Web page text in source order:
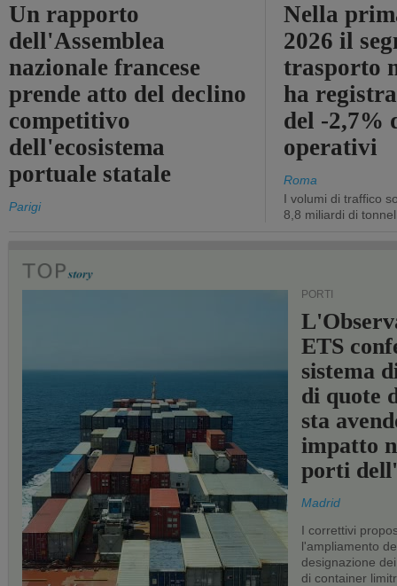
Un rapporto
dell'Assemblea
nazionale francese
prende atto del declino
competitivo
dell'ecosistema
portuale statale
Parigi
Nella
2026 il
trasporto
ha
del -2,7%
operativi
Roma
I volumi di traffico
8,8 miliardi di
PORTI
ETS
sistema
di quote
sta
impatto
porti
Madrid
I correttivi
l'ampliamento
designazione
di container